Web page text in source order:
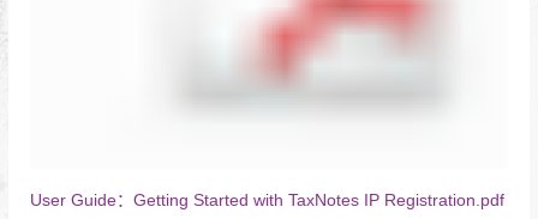
User Guide：Getting Started with TaxNotes IP Registration.pdf